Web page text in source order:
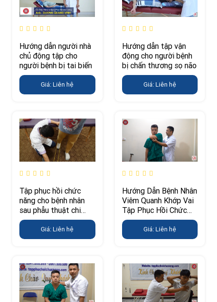
Hướng dẫn người nhà
chủ động tập cho
người bệnh bị tai biến
Giá: Liên hệ
Hướng dẫn tập vận
động cho người bệnh
bị chấn thương sọ não
Giá: Liên hệ
Tập phục hồi chức
năng cho bệnh nhân
sau phẫu thuật chi
dưới
Giá: Liên hệ
Hướng Dẫn Bệnh Nhân
Viêm Quanh Khớp Vai
Tập Phục Hồi Chức
Năng
Giá: Liên hệ